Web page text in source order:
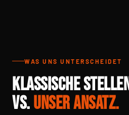
WAS UNS UNTERSCHEIDET
KLASSISCHE
VS.UNSER ANSATZ.